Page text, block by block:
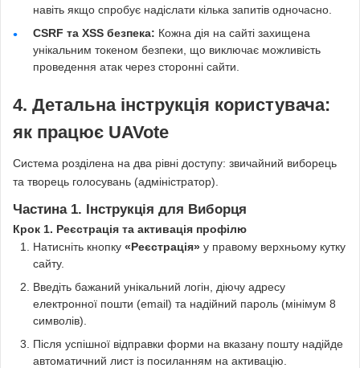
навіть якщо спробує надіслати кілька запитів одночасно.
CSRF та XSS безпека: Кожна дія на сайті захищена
унікальним токеном безпеки, що виключає можливість
проведення атак через сторонні сайти.
4. Детальна інструкція користувача:
як працює UAVote
Система розділена на два рівні доступу: звичайний виборець
та творець голосувань (адміністратор).
Частина 1. Інструкція для Виборця
Крок 1. Реєстрація та активація профілю
Натисніть кнопку «Реєстрація» у правому верхньому кутку
сайту.
Введіть бажаний унікальний логін, діючу адресу
електронної пошти (email) та надійний пароль (мінімум 8
символів).
Після успішної відправки форми на вказану пошту надійде
автоматичний лист із посиланням на активацію.